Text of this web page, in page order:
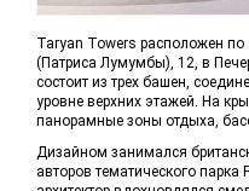
Taryan Towers расположен по
(Патриса Лумумбы), 12, в
состоит из трех башен,
уровне верхних этажей. На
панорамные зоны отдыха,
Дизайном занимался
авторов тематического